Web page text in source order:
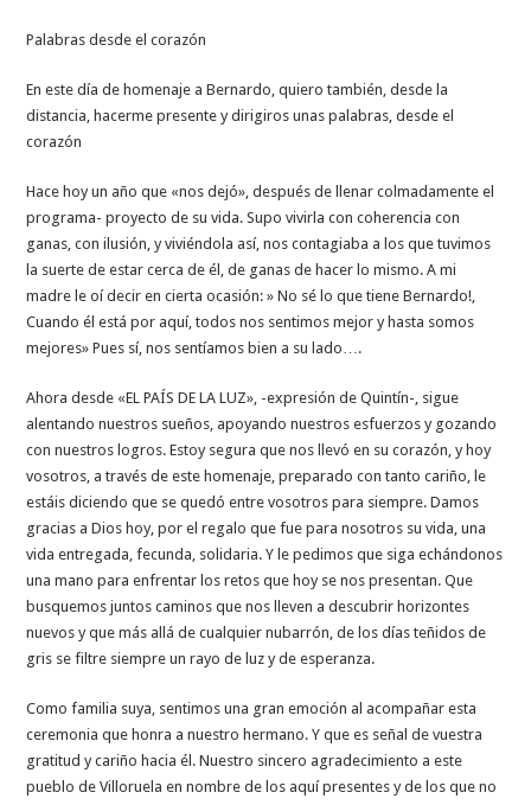
Palabras desde el corazón
En este día de homenaje a Bernardo, quiero también, desde la
distancia, hacerme presente y dirigiros unas palabras, desde el
corazón
Hace hoy un año que «nos dejó», después de llenar colmadamente el
programa- proyecto de su vida. Supo vivirla con coherencia con
ganas, con ilusión, y viviéndola así, nos contagiaba a los que tuvimos
la suerte de estar cerca de él, de ganas de hacer lo mismo. A mi
madre le oí decir en cierta ocasión: » No sé lo que tiene Bernardo!,
Cuando él está por aquí, todos nos sentimos mejor y hasta somos
mejores» Pues sí, nos sentíamos bien a su lado….
Ahora desde «EL PAÍS DE LA LUZ», -expresión de Quintín-, sigue
alentando nuestros sueños, apoyando nuestros esfuerzos y gozando
con nuestros logros. Estoy segura que nos llevó en su corazón, y hoy
vosotros, a través de este homenaje, preparado con tanto cariño, le
estáis diciendo que se quedó entre vosotros para siempre. Damos
gracias a Dios hoy, por el regalo que fue para nosotros su vida, una
vida entregada, fecunda, solidaria. Y le pedimos que siga echándonos
una mano para enfrentar los retos que hoy se nos presentan. Que
busquemos juntos caminos que nos lleven a descubrir horizontes
nuevos y que más allá de cualquier nubarrón, de los días teñidos de
gris se filtre siempre un rayo de luz y de esperanza.
Como familia suya, sentimos una gran emoción al acompañar esta
ceremonia que honra a nuestro hermano. Y que es señal de vuestra
gratitud y cariño hacia él. Nuestro sincero agradecimiento a este
pueblo de Villoruela en nombre de los aquí presentes y de los que no